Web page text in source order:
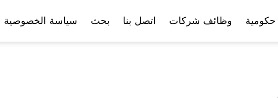
وظائف شركات اتصل بنا بحث سياسة الخصوصية